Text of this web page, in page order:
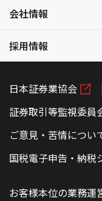
会社情報
採用情報
日本証券業協会
証券取引等監視委員
ご意見・苦情につい
国税電子申告・納税
お客様本位の業務運